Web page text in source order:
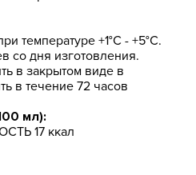
температуре +1°C - +5°C.
со дня изготовления.
в закрытом виде в
в течение 72 часов
мл):
17 ккал